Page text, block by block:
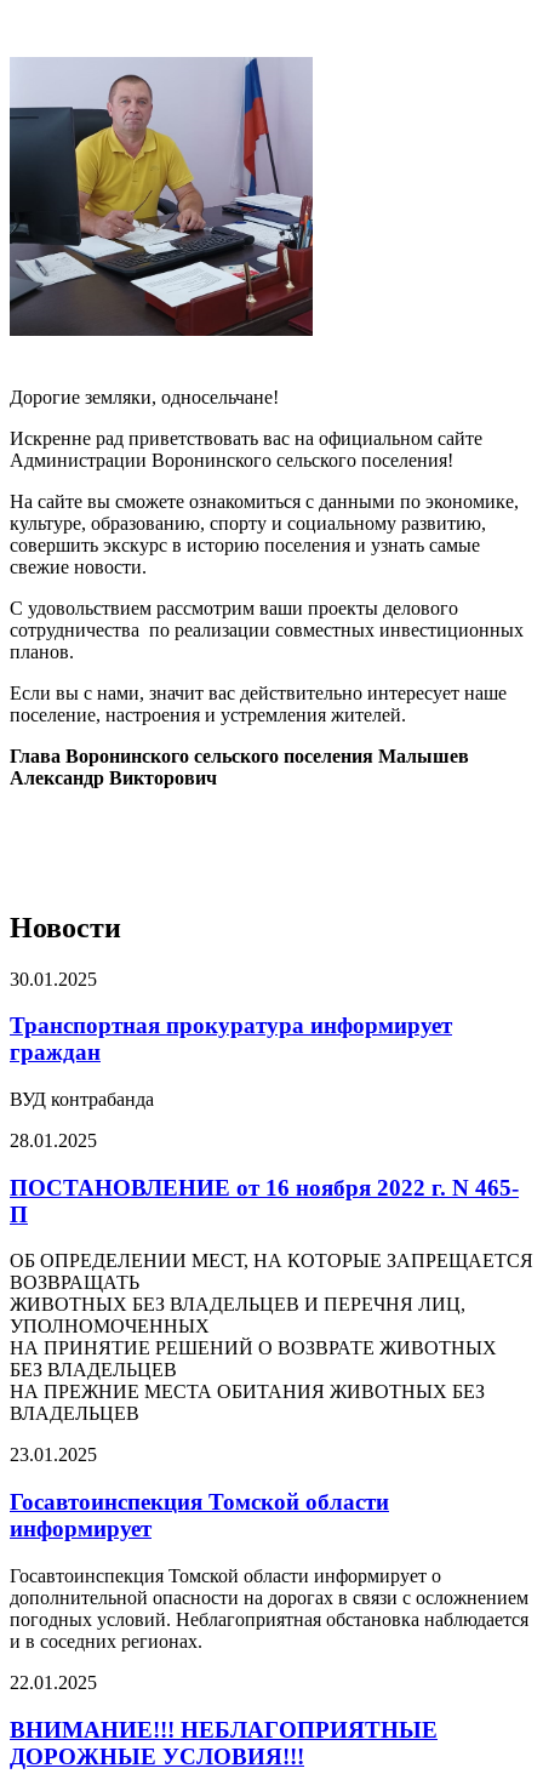
Дорогие земляки, односельчане!
Искренне рад приветствовать вас на официальном сайте
Администрации Воронинского сельского поселения!
На сайте вы сможете ознакомиться с данными по экономике,
культуре, образованию, спорту и социальному развитию,
совершить экскурс в историю поселения и узнать самые
свежие новости.
С удовольствием рассмотрим ваши проекты делового
сотрудничества по реализации совместных инвестиционных
планов.
Если вы с нами, значит вас действительно интересует наше
поселение, настроения и устремления жителей.
Глава Воронинского сельского поселения Малышев
Александр Викторович
Новости
30.01.2025
Транспортная прокуратура информирует
граждан
ВУД контрабанда
28.01.2025
ПОСТАНОВЛЕНИЕ от 16 ноября 2022 г. N 465-
П
ОБ ОПРЕДЕЛЕНИИ МЕСТ, НА КОТОРЫЕ ЗАПРЕЩАЕТСЯ
ВОЗВРАЩАТЬ
ЖИВОТНЫХ БЕЗ ВЛАДЕЛЬЦЕВ И ПЕРЕЧНЯ ЛИЦ,
УПОЛНОМОЧЕННЫХ
НА ПРИНЯТИЕ РЕШЕНИЙ О ВОЗВРАТЕ ЖИВОТНЫХ
БЕЗ ВЛАДЕЛЬЦЕВ
НА ПРЕЖНИЕ МЕСТА ОБИТАНИЯ ЖИВОТНЫХ БЕЗ
ВЛАДЕЛЬЦЕВ
23.01.2025
Госавтоинспекция Томской области
информирует
Госавтоинспекция Томской области информирует о
дополнительной опасности на дорогах в связи с осложнением
погодных условий. Неблагоприятная обстановка наблюдается
и в соседних регионах.
22.01.2025
ВНИМАНИЕ!!! НЕБЛАГОПРИЯТНЫЕ
ДОРОЖНЫЕ УСЛОВИЯ!!!